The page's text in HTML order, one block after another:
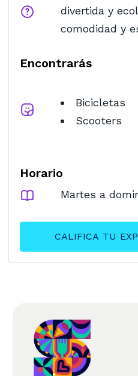
divertida y
comodidad y
Encontrarás
Bicicletas
Scooters
Horario
Martes a